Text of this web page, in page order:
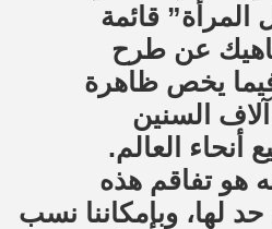
قائمة
ناهيك عن طرح
فيما يخص ظاهرة
آلاف السنين
أنحاء العالم.
هو تفاقم هذه
لها، وبإمكاننا نسب